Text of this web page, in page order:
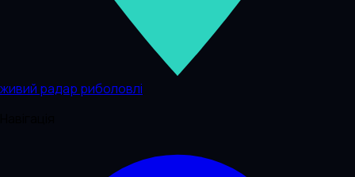
живий радар риболовлі